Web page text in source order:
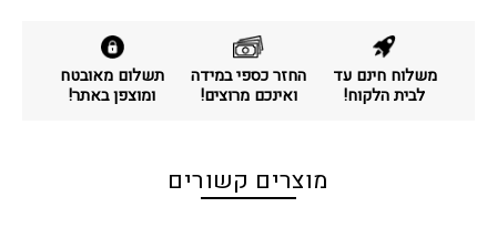
משלוח חינם עד
לבית הלקוח!
החזר כספי במידה
ואינכם מרוצים!
תשלום מאובטח
ומוצפן באתר!
מוצרים קשורים